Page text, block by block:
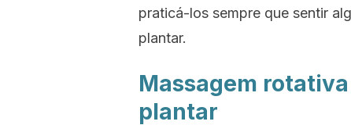
praticá-los sempre que sentir
plantar.
Massagem
plantar